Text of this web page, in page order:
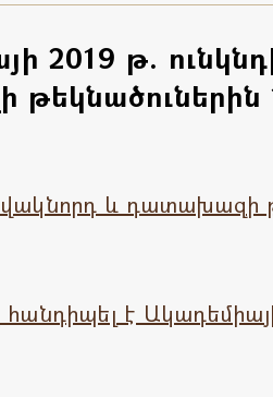
2019 թ.
և
է